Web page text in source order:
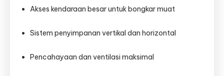
Akses kendaraan besar untuk bongkar muat
Sistem penyimpanan vertikal dan horizontal
Pencahayaan dan ventilasi maksimal